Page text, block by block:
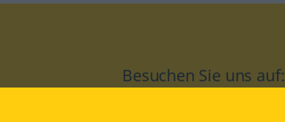
Besuchen Sie uns auf: